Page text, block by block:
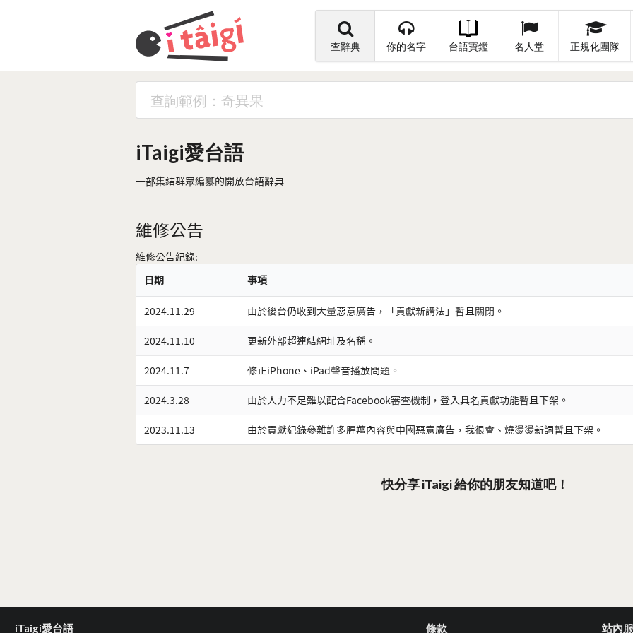
查辭典 你的名字 台語寶鑑 名人堂 正規化團隊
iTaigi愛台語
一部集結群眾編纂的開放台語辭典
維修公告
維修公告紀錄:
日期
事項
2024.11.29 由於後台仍收到大量惡意廣告，「貢獻新講法」暫且關閉。
2024.11.10 更新外部超連結網址及名稱。
2024.11.7 修正iPhone、iPad聲音播放問題。
2024.3.28 由於人力不足難以配合Facebook審查機制，登入具名貢獻功能暫且下架。
2023.11.13 由於貢獻紀錄參雜許多腥羶內容與中國惡意廣告，我很會、燒燙燙新詞暫且下架。
快分享 iTaigi 給你的朋友知道吧！
iTaigi愛台語 條款 站內